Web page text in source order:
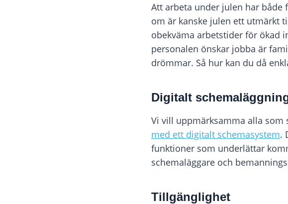
Att arbeta under julen har både
om är kanske julen ett utmärkt
obekväma arbetstider för ökad
personalen önskar jobba är
drömmar. Så hur kan du då
Digitalt
Vi vill uppmärksamma alla
med ett digitalt schemasystem.
funktioner som underlättar
schemaläggare och
Tillgänglighet